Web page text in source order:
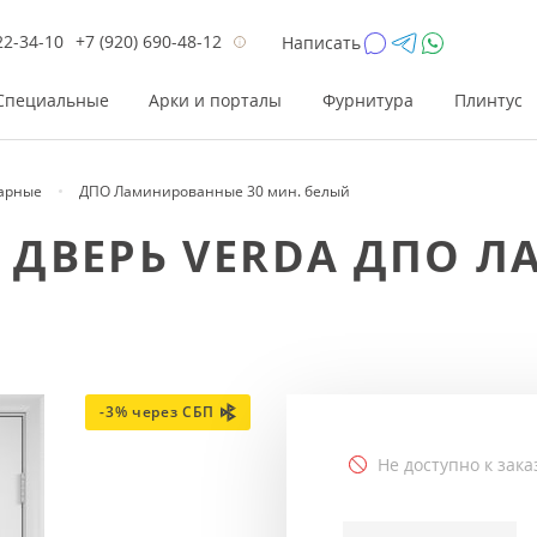
34-10 +7 (920) 690-48-12 Написать
до 26 200Р
до 17 800Р
Арки и порталы Фурнитура Плинтус
ДПО Ламинированные 30 мин. белый
VERDA ДПО
-3% через СБП
Не доступно к